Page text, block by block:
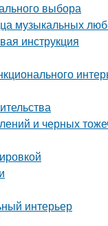
выбора
музыкальных
инструкция
и черных
интерьер